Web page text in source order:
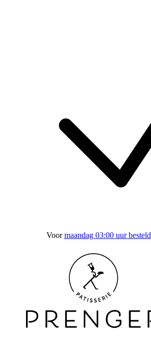
Voormaandag 03:00 uur besteld